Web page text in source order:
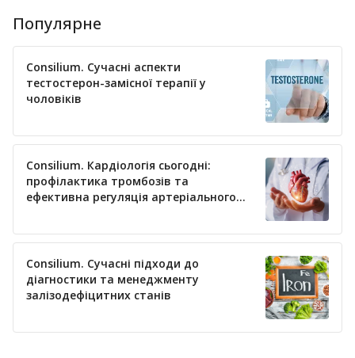
Популярне
Consilium. Сучасні аспекти
тестостерон-замісної терапії у
чоловіків
Consilium. Кардіологія сьогодні:
профілактика тромбозів та
ефективна регуляція артеріального
Consilium. Сучасні підходи до
діагностики та менеджменту
залізодефіцитних станів